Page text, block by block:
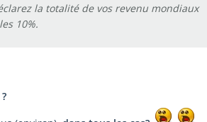
la totalité de vos revenu mondiaux
10%.